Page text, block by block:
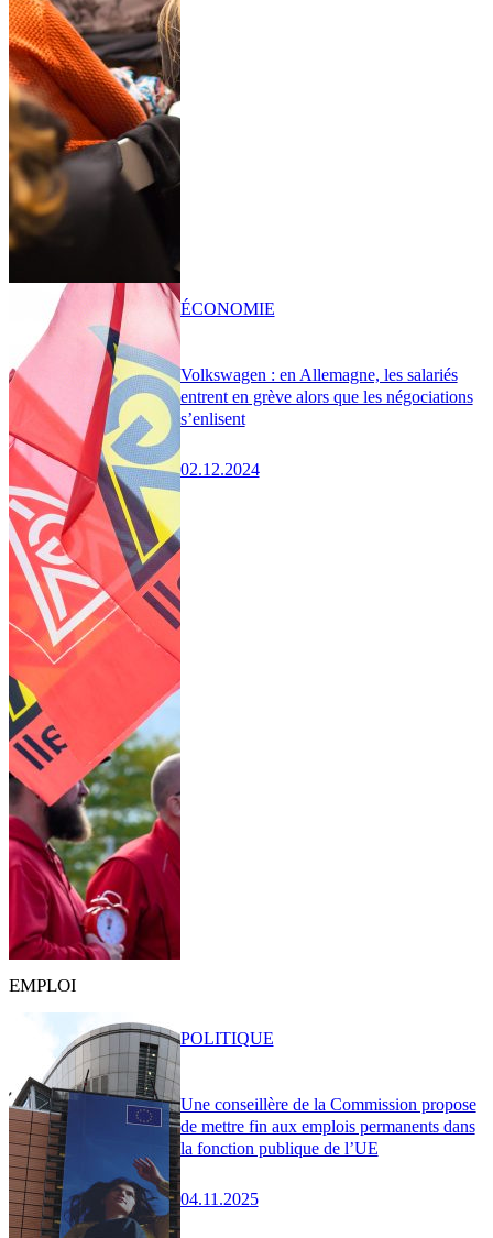
Volkswagen : en Allemagne, les salariés
entrent en grève alors que les négociations
s’enlisent
02.12.2024
ÉCONOMIE
EMPLOI
Une conseillère de la Commission propose
de mettre fin aux emplois permanents dans
la fonction publique de l’UE
04.11.2025
POLITIQUE